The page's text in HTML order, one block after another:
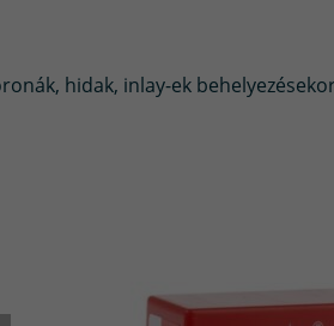
hidak, inlay-ek